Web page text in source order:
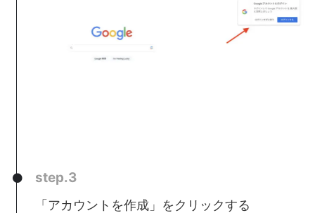
step.3
「アカウントを作成」をクリックする